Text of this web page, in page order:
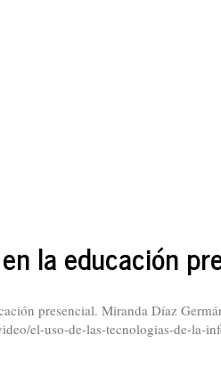
la educación
presencial. Miranda Díaz
el-uso-de-las-tecnologias-de-la-